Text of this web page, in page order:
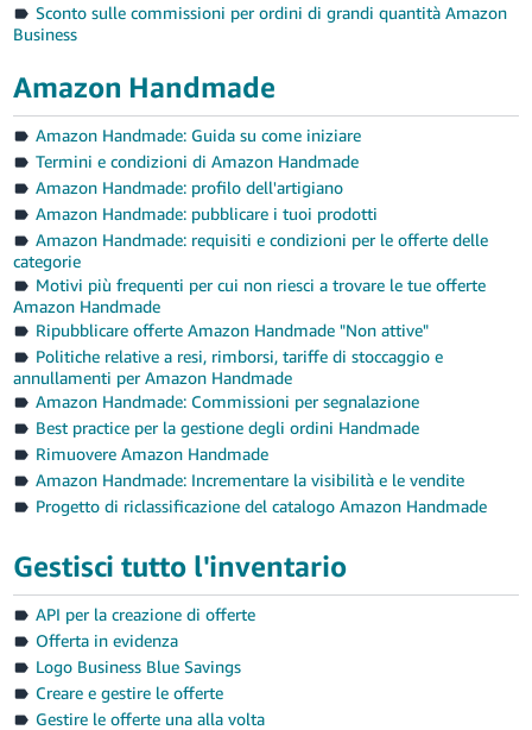
Sconto sulle commissioni per ordini di grandi quantità Amazon
Business
Amazon Handmade
Amazon Handmade: Guida su come iniziare
Termini e condizioni di Amazon Handmade
Amazon Handmade: profilo dell'artigiano
Amazon Handmade: pubblicare i tuoi prodotti
Amazon Handmade: requisiti e condizioni per le offerte delle
categorie
Motivi più frequenti per cui non riesci a trovare le tue offerte
Amazon Handmade
Ripubblicare offerte Amazon Handmade "Non attive"
Politiche relative a resi, rimborsi, tariffe di stoccaggio e
annullamenti per Amazon Handmade
Amazon Handmade: Commissioni per segnalazione
Best practice per la gestione degli ordini Handmade
Rimuovere Amazon Handmade
Amazon Handmade: Incrementare la visibilità e le vendite
Progetto di riclassificazione del catalogo Amazon Handmade
Gestisci tutto l'inventario
API per la creazione di offerte
Offerta in evidenza
Logo Business Blue Savings
Creare e gestire le offerte
Gestire le offerte una alla volta